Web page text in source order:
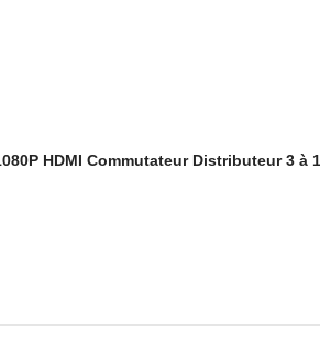
HDMI Commutateur Distributeur 3 à